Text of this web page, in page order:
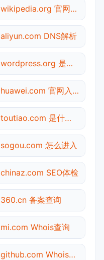
wikipedia.org 官网入口
aliyun.com DNS解析
wordpress.org 是什么网站
huawei.com 官网入口
toutiao.com 是什么网站
sogou.com 怎么进入
chinaz.com SEO体检
360.cn 备案查询
mi.com Whois查询
github.com Whois查询